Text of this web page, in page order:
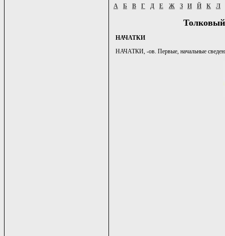
А Б В Г Д Е Ж З И Й К Л
НАЧАТКИ
НАЧАТКИ, -ов. Первые, начальные